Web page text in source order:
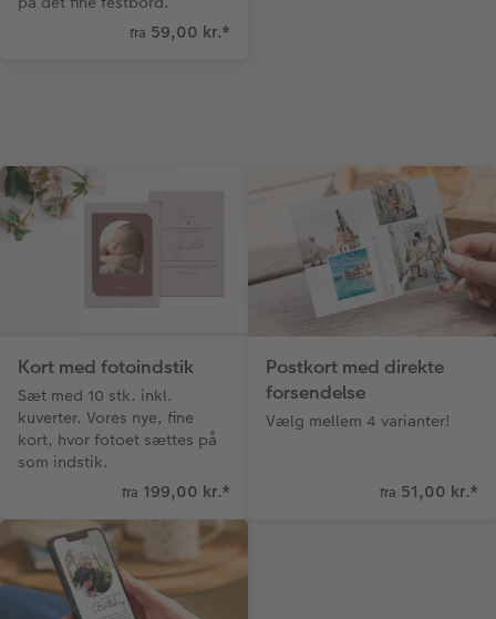
fra 59,00 kr.*
Kort med fotoindstik
Sæt med 10 stk. inkl.
kuverter. Vores nye, fine
kort, hvor fotoet sættes på
som indstik.
fra 199,00 kr.*
Postkort med direkte
forsendelse
Vælg mellem 4 varianter!
fra 51,00 kr.*